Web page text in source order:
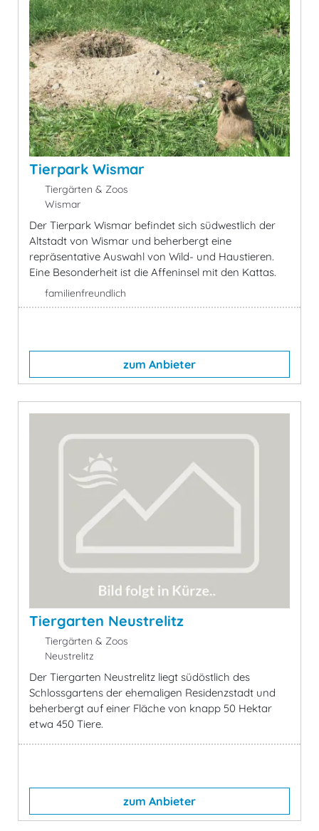
Tierpark Wismar
Tiergärten & Zoos
Wismar
Der Tierpark Wismar befindet sich südwestlich der
Altstadt von Wismar und beherbergt eine
repräsentative Auswahl von Wild- und Haustieren.
Eine Besonderheit ist die Affeninsel mit den Kattas.
familienfreundlich
zum Anbieter
Tiergarten Neustrelitz
Tiergärten & Zoos
Neustrelitz
Der Tiergarten Neustrelitz liegt südöstlich des
Schlossgartens der ehemaligen Residenzstadt und
beherbergt auf einer Fläche von knapp 50 Hektar
etwa 450 Tiere.
zum Anbieter